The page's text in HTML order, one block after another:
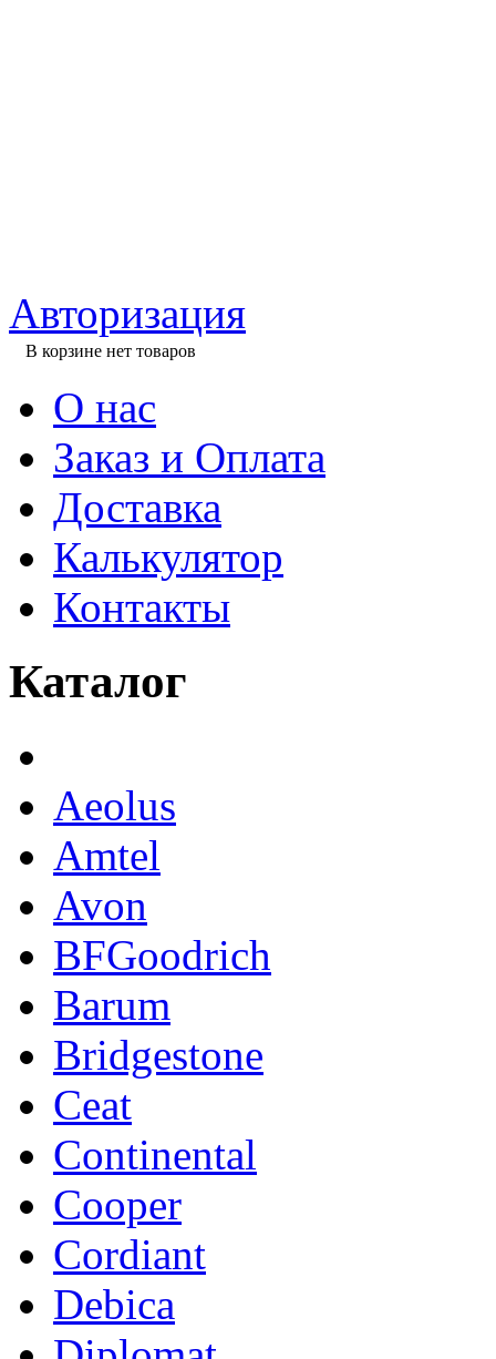
Авторизация
В корзине нет товаров
О нас
Заказ и Оплата
Доставка
Калькулятор
Контакты
Каталог
Aeolus
Amtel
Avon
BFGoodrich
Barum
Bridgestone
Ceat
Continental
Cooper
Cordiant
Debica